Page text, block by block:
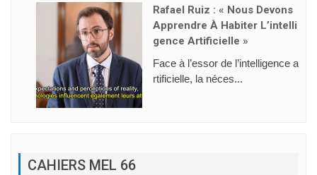
Rafael Ruiz : « Nous Devons
Apprendre À Habiter L’intelli
Gence Artificielle »
Face à l’essor de l’intelligence a
rtificielle, la néces...
CAHIERS MEL 66